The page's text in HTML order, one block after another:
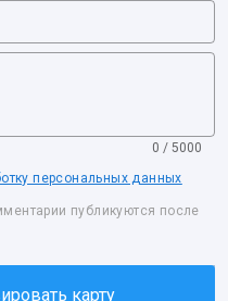
0 / 5000
персональных данных
публикуются после
карту